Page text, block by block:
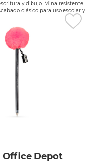
y dibujo. Mina resistente
clásico para uso escolar y
Office Depot